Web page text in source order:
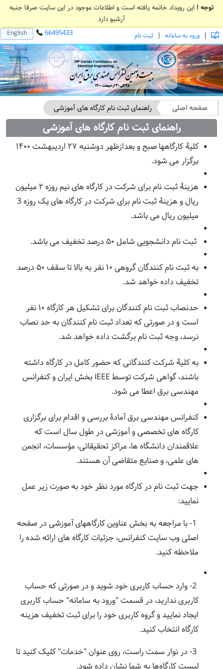
توجه ! این رویداد خاتمه یافته است و اطلاعات موجود در این سایت صرفا جنبه
آرشیو دارد
English 66495433 | ورود به سامانه | ثبت نام
صفحه اصلی راهنمای ثبت نام کارگاه های آموزشی
راهنمای ثبت نام کارگاه های آموزشی
کلیۀ کارگاه‏ها صبح و بعدازظهر دوشنبه ۲۷ اردیبهشت ۱۴۰۰
برگزار می ‏شود.
هزینۀ ثبت نام برای شرکت در کارگاه های نیم روزه ۲ میلیون
ریال و هزینۀ ثبت نام برای شرکت در کارگاه های یک روزه 3
میلیون ریال می باشد.
ثبت نام دانشجویی شامل ۵۰ درصد تخفیف می باشد.
به ثبت نام کنندگان گروهی ۱۰ نفر به بالا تا سقف ۵۰ درصد
تخفیف داده خواهد شد.
حدنصاب ثبت نام کنندگان برای تشکیل هر کارگاه ۱۰ نفر
است و در صورتی که تعداد ثبت نام کنندگان به حد نصاب
نرسد، وجه ثبت نام برگشت داده خواهد شد.
به کلیۀ شرکت کنندگانی که حضور کامل در کارگاه داشته
باشند، گواهی شرکت توسط IEEE بخش ایران و کنفرانس
مهندسی برق اعطا می ‏شود.
کنفرانس مهندسی برق آمادۀ بررسی و اقدام برای برگزاری
کارگاه‏ های تخصصی و آموزشی در طول سال است که
علاقمندان دانشگاه ‏ها، مراکز تحقیقاتی، مؤسسات، انجمن‏
های علمی، و صنایع متقاضی آن هستند.
جهت ثبت نام در کارگاه مورد نظر خود به صورت زیر عمل
نمایید:
1- با مراجعه به بخش عناوین کارگاههای آموزشی در صفحه
اصلی وب سایت کنفرانس، جزئیات کارگاه های ارائه شده را
ملاحظه کنید.
2- وارد حساب کاربری خود شوید و در صورتی که حساب
کاربری ندارید، در قسمت "ورود به سامانه" حساب کاربری
ایجاد نمایید و گروه کاربری خود را برای ثبت تخفیف هزینه
کارگاه انتخاب کنید.
3- در نوار سمت راست، روی عنوان "خدمات" کلیک کنید تا
لیست کارگاه‌ها به شما نشان داده شود.